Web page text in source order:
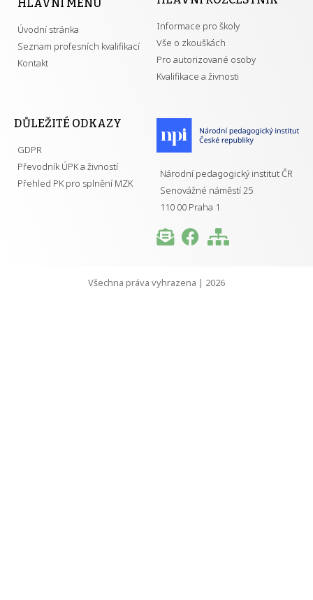
HLAVNÍ MENU
Úvodní stránka
Seznam profesních kvalifikací
Kontakt
Informace pro školy
Vše o zkouškách
Pro autorizované osoby
Kvalifikace a živnosti
DŮLEŽITÉ ODKAZY
GDPR
Převodník ÚPK a živností
Přehled PK pro splnění MZK
Národní pedagogický institut ČR
Senovážné náměstí 25
110 00 Praha 1
Všechna práva vyhrazena | 2026